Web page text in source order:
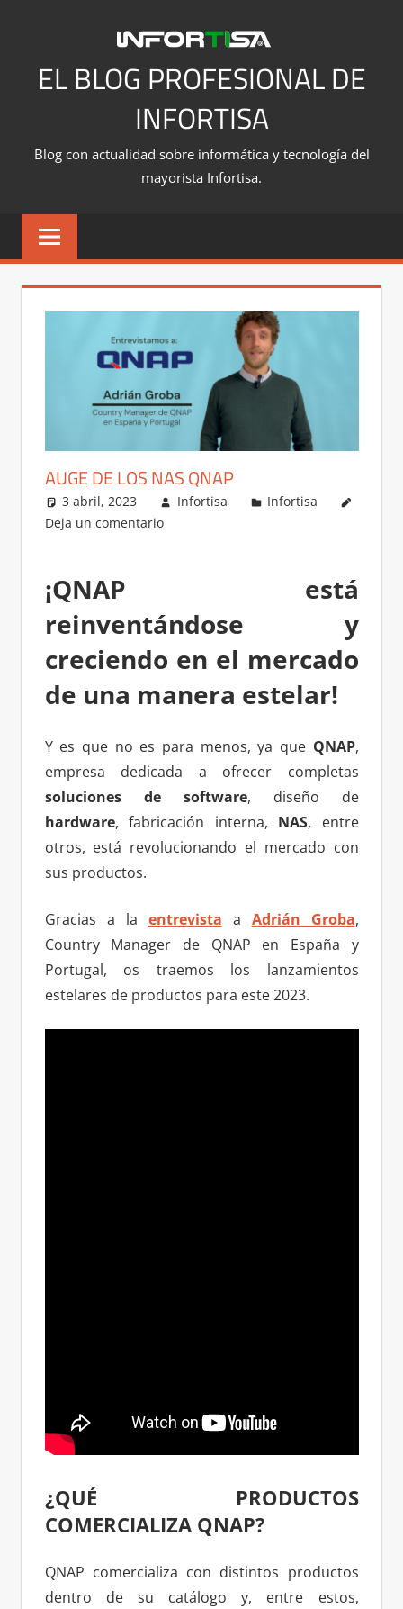
contenidoEL BLOG PROFESIONAL DE
INFORTISA
Blog con actualidad sobre informática y tecnología del
mayorista Infortisa.
AUGE DE LOS NAS QNAP
3 abril, 2023 Infortisa
Infortisa
Deja un comentario
¡QNAP está
reinventándose y
creciendo en el mercado
de una manera estelar!
Y es que no es para menos, ya que QNAP,
empresa dedicada a ofrecer completas
soluciones de software, diseño de
hardware, fabricación interna, NAS, entre
otros, está revolucionando el mercado con
sus productos.
Gracias a la entrevista a Adrián Groba,
Country Manager de QNAP en España y
Portugal, os traemos los lanzamientos
estelares de productos para este 2023.
¿QUÉ PRODUCTOS
COMERCIALIZA QNAP?
QNAP comercializa con distintos productos
dentro de su catálogo y, entre estos,